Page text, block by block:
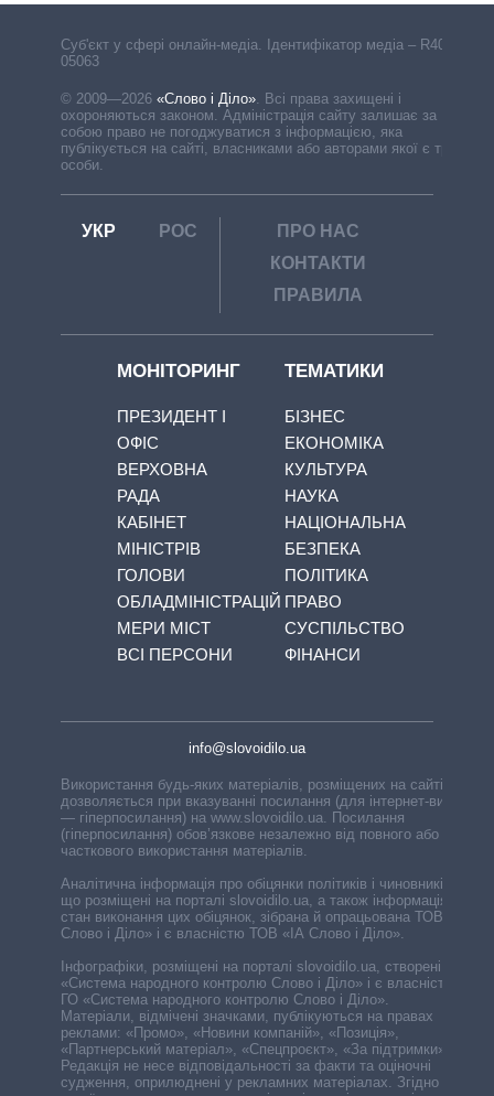
Cуб'єкт у сфері онлайн-медіа. Ідентифікатор медіа – R40-
05063
© 2009—2026 «Слово і Діло». Всі права захищені і
охороняються законом. Адміністрація сайту залишає за
собою право не погоджуватися з інформацією, яка
публікується на сайті, власниками або авторами якої є треті
особи.
УКР РОС
ПРО НАС
КОНТАКТИ
ПРАВИЛА
МОНІТОРИНГ
ПРЕЗИДЕНТ І
ОФІС
ВЕРХОВНА
РАДА
КАБІНЕТ
МІНІСТРІВ
ГОЛОВИ
ОБЛАДМІНІСТРАЦІЙ
МЕРИ МІСТ
ВСІ ПЕРСОНИ
ТЕМАТИКИ
БІЗНЕС
ЕКОНОМІКА
КУЛЬТУРА
НАУКА
НАЦІОНАЛЬНА
БЕЗПЕКА
ПОЛІТИКА
ПРАВО
СУСПІЛЬСТВО
ФІНАНСИ
info@slovoidilo.ua
Використання будь-яких матеріалів, розміщених на сайті,
дозволяється при вказуванні посилання (для інтернет-видань
— гіперпосилання) на www.slovoidilo.ua. Посилання
(гіперпосилання) обов’язкове незалежно від повного або
часткового використання матеріалів.
Аналітична інформація про обіцянки політиків і чиновників,
що розміщені на порталі slovoidilo.ua, а також інформація про
стан виконання цих обіцянок, зібрана й опрацьована ТОВ «ІА
Слово і Діло» і є власністю ТОВ «ІА Слово і Діло».
Інфографіки, розміщені на порталі slovoidilo.ua, створені ГО
«Система народного контролю Слово і Діло» і є власністю
ГО «Система народного контролю Слово і Діло».
Матеріали, відмічені значками, публікуються на правах
реклами: «Промо», «Новини компаній», «Позиція»,
«Партнерський матеріал», «Спецпроєкт», «За підтримки».
Редакція не несе відповідальності за факти та оціночні
судження, оприлюднені у рекламних матеріалах. Згідно з